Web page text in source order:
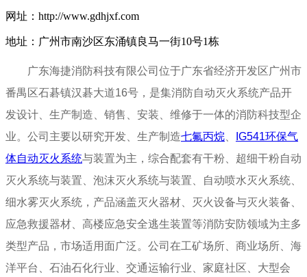
网址：http://www.gdhjxf.com
地址：广州市南沙区东涌镇良马一街10号1栋
广东海捷消防科技有限公司位于广东省经济开发区广州市
番禺区石碁镇汉碁大道16号，是集消防自动灭火系统产品开
发设计、生产制造、销售、安装、维修于一体的消防科技型企
业。公司主要以研究开发、生产制造七氟丙烷
IG541环保气
体自动灭火系统与装置为主，综合配套有干粉、超细干粉自动
灭火系统与装置、泡沫灭火系统与装置、自动喷水灭火系统、
细水雾灭火系统，产品涵盖灭火器材、灭火设备与灭火装备、
应急救援器材、高楼应急安全逃生装置等消防安防领域为主多
类型产品，市场适用面广泛。公司在工矿场所、商业场所、海
洋平台、石油石化行业、交通运输行业、家庭社区、大型会